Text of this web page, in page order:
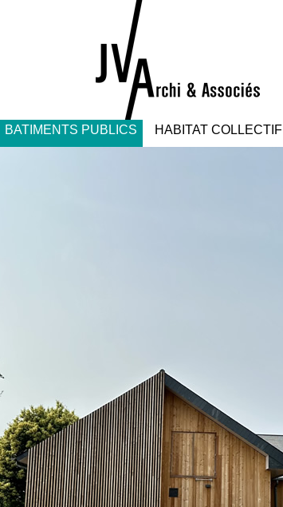
BATIMENTS PUBLICS HABITAT COLLECTIF